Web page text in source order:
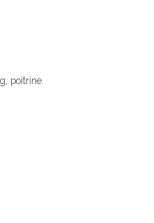
poitrine.